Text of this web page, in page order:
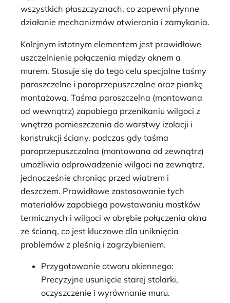
wszystkich płaszczyznach, co zapewni płynne
działanie mechanizmów otwierania i zamykania.
Kolejnym istotnym elementem jest prawidłowe
uszczelnienie połączenia między oknem a
murem. Stosuje się do tego celu specjalne taśmy
paroszczelne i paroprzepuszczalne oraz piankę
montażową. Taśma paroszczelna (montowana
od wewnątrz) zapobiega przenikaniu wilgoci z
wnętrza pomieszczenia do warstwy izolacji i
konstrukcji ściany, podczas gdy taśma
paroprzepuszczalna (montowana od zewnątrz)
umożliwia odprowadzenie wilgoci na zewnątrz,
jednocześnie chroniąc przed wiatrem i
deszczem. Prawidłowe zastosowanie tych
materiałów zapobiega powstawaniu mostków
termicznych i wilgoci w obrębie połączenia okna
ze ścianą, co jest kluczowe dla uniknięcia
problemów z pleśnią i zagrzybieniem.
Przygotowanie otworu okiennego:
Precyzyjne usunięcie starej stolarki,
oczyszczenie i wyrównanie muru.